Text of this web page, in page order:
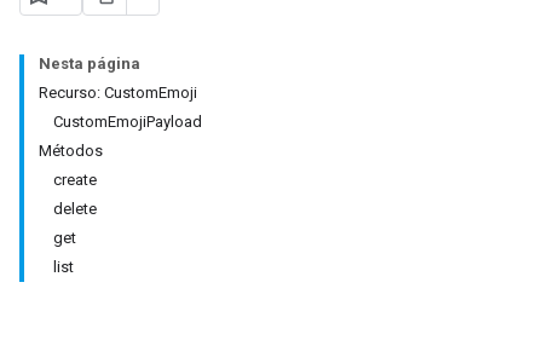
Nesta página
Recurso: CustomEmoji
CustomEmojiPayload
Métodos
create
delete
get
list